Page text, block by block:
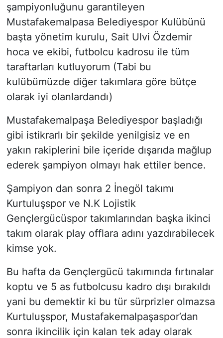
şampiyonluğunu garantileyen
Mustafakemalpasa Belediyespor Kulübünü
başta yönetim kurulu, Sait Ulvi Özdemir
hoca ve ekibi, futbolcu kadrosu ile tüm
taraftarları kutluyorum (Tabi bu
kulübümüzde diğer takımlara göre bütçe
olarak iyi olanlardandı)
Mustafakemalpaşa Belediyespor başladığı
gibi istikrarlı bir şekilde yenilgisiz ve en
yakın rakiplerini bile içeride dışarıda mağlup
ederek şampiyon olmayı hak ettiler bence.
Şampiyon dan sonra 2 İnegöl takımı
Kurtuluşspor ve N.K Lojistik
Gençlergücüspor takımlarından başka ikinci
takım olarak play offlara adını yazdırabilecek
kimse yok.
Bu hafta da Gençlergücü takımında fırtınalar
koptu ve 5 as futbolcusu kadro dışı bırakıldı
yani bu demektir ki bu tür sürprizler olmazsa
Kurtuluşspor, Mustafakemalpaşaspor’dan
sonra ikincilik için kalan tek aday olarak